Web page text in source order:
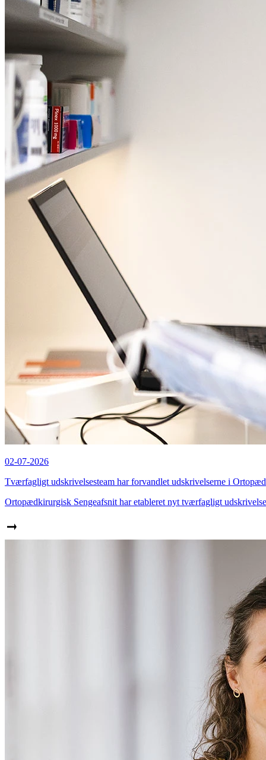
02-07-2026
Tværfagligt udskrivelsesteam har forvandlet udskrivelserne i
Ortopædkirurgisk Sengeafsnit har etableret nyt tværfagligt